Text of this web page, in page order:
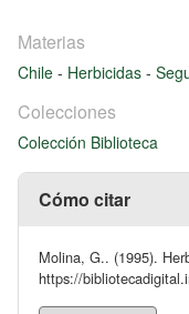
Materias
Chile - Herbicidas -
Colecciones
Colección Biblioteca
Cómo citar
Molina, G.. (1995).
https://